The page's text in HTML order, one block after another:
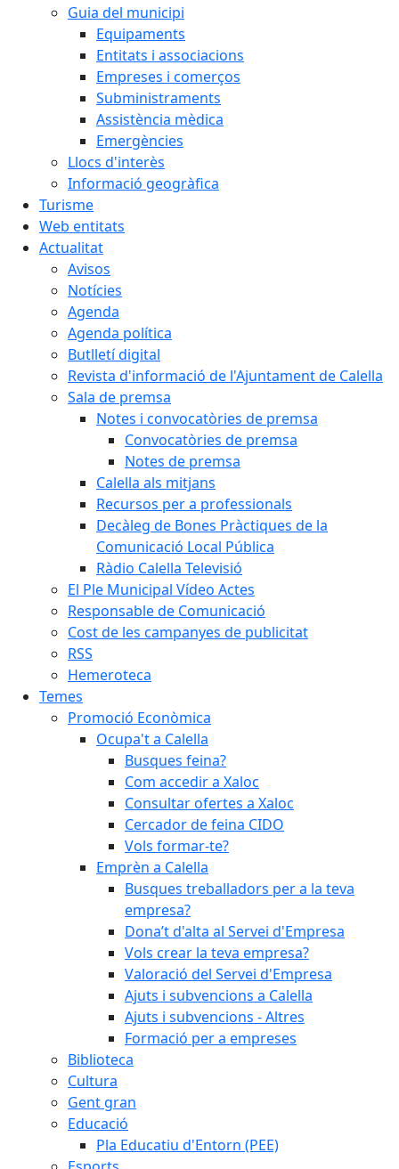
Guia del municipi
Equipaments
Entitats i associacions
Empreses i comerços
Subministraments
Assistència mèdica
Emergències
Llocs d'interès
Informació geogràfica
Turisme
Web entitats
Actualitat
Avisos
Notícies
Agenda
Agenda política
Butlletí digital
Revista d'informació de l'Ajuntament de Calella
Sala de premsa
Notes i convocatòries de premsa
Convocatòries de premsa
Notes de premsa
Calella als mitjans
Recursos per a professionals
Decàleg de Bones Pràctiques de la
Comunicació Local Pública
Ràdio Calella Televisió
El Ple Municipal Vídeo Actes
Responsable de Comunicació
Cost de les campanyes de publicitat
RSS
Hemeroteca
Temes
Promoció Econòmica
Ocupa't a Calella
Busques feina?
Com accedir a Xaloc
Consultar ofertes a Xaloc
Cercador de feina CIDO
Vols formar-te?
Emprèn a Calella
Busques treballadors per a la teva
empresa?
Dona’t d'alta al Servei d'Empresa
Vols crear la teva empresa?
Valoració del Servei d'Empresa
Ajuts i subvencions a Calella
Ajuts i subvencions - Altres
Formació per a empreses
Biblioteca
Cultura
Gent gran
Educació
Pla Educatiu d'Entorn (PEE)